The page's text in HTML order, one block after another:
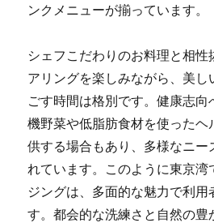
ンクメニューが揃っています。
シェフこだわりのお料理と相
アリングを楽しみながら、美し
ごす時間は格別です。健康志
機野菜や低脂肪食材を使ったヘ
供する場合もあり、多様なニー
れています。このように東京湾
ジングは、多面的な魅力で利用
す。都会的な洗練さと自然の豊